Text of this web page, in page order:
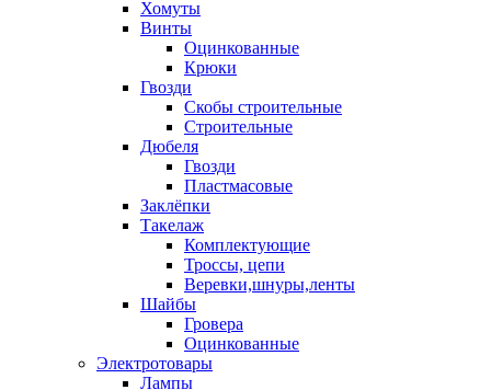
Хомуты
Винты
Оцинкованные
Крюки
Гвозди
Скобы строительные
Строительные
Дюбеля
Гвозди
Пластмасовые
Заклёпки
Такелаж
Комплектующие
Троссы, цепи
Веревки,шнуры,ленты
Шайбы
Гровера
Оцинкованные
Электротовары
Лампы